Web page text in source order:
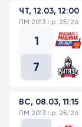
ЧТ, 12.03, 12:00
ПМ 2013 г.р. 25/26
1
7
ВС, 08.03, 11:15
ПМ 2013 г.р. 25/26